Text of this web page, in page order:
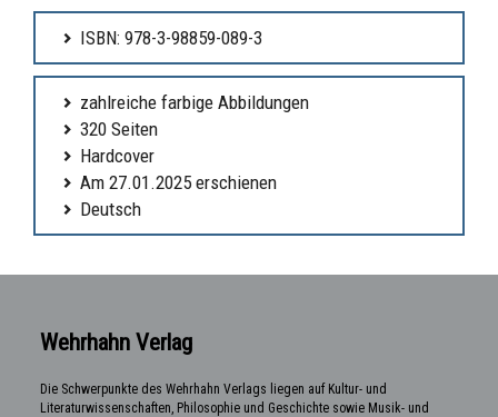
ISBN: 978-3-98859-089-3
zahlreiche farbige Abbildungen
320 Seiten
Hardcover
Am 27.01.2025 erschienen
Deutsch
Wehrhahn Verlag
Die Schwerpunkte des Wehrhahn Verlags liegen auf Kultur- und
Literaturwissenschaften, Philosophie und Geschichte sowie Musik- und